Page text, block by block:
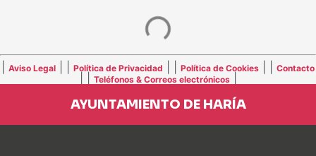
Aviso Legal Política de Privacidad Política de Cookies Contacto
Teléfonos & Correos electrónicos|
AYUNTAMIENTO DE HARÍA